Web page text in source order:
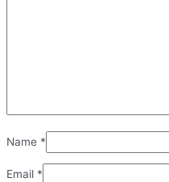
Name *
Email *